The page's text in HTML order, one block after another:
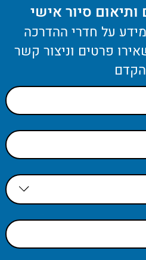
סיור אישי
על חדרי ההדרכה
פרטים וניצור קשר